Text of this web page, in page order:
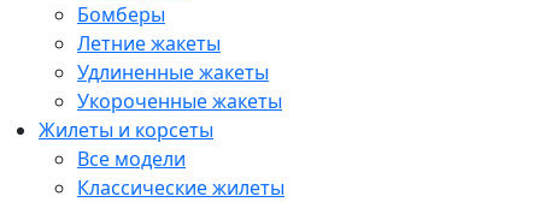
Бомберы
Летние жакеты
Удлиненные жакеты
Укороченные жакеты
Жилеты и корсеты
Все модели
Классические жилеты